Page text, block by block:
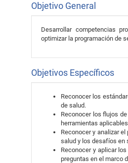
Objetivo General
Desarrollar competencias
optimizar la programación de
Objetivos Específicos
Reconocer los
de salud.
Reconocer los flujos
herramientas
Reconocer y analizar
salud y los desafíos en
Reconocer y aplicar
preguntas en el marco